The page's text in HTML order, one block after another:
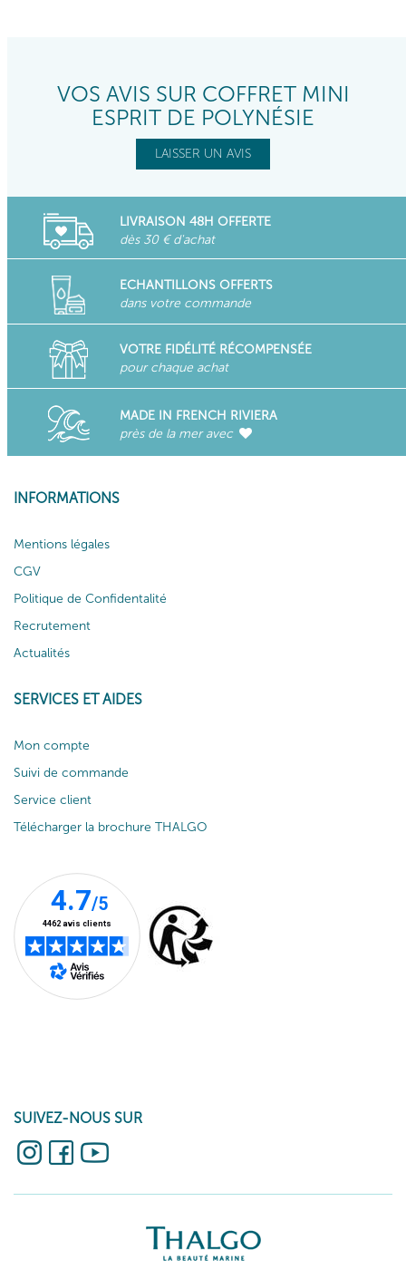
VOS AVIS SUR COFFRET MINI
ESPRIT DE POLYNÉSIE
LAISSER UN AVIS
LIVRAISON 48H OFFERTE
dès 30 € d'achat
ECHANTILLONS OFFERTS
dans votre commande
VOTRE FIDÉLITÉ RÉCOMPENSÉE
pour chaque achat
MADE IN FRENCH RIVIERA
près de la mer avec
INFORMATIONS
Mentions légales
CGV
Politique de Confidentalité
Recrutement
Actualités
SERVICES ET AIDES
Mon compte
Suivi de commande
Service client
Télécharger la brochure THALGO
SUIVEZ-NOUS SUR